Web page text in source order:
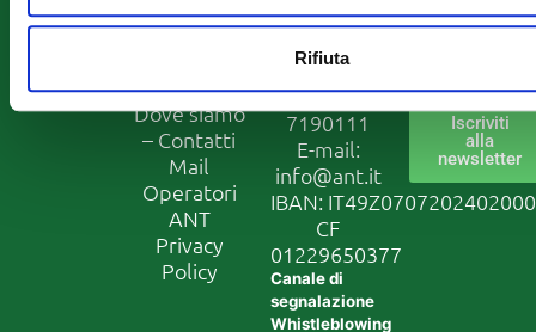
Rifiuta
Progetti
Europei
noi
Dove siamo
– Contatti
Mail
Operatori
ANT
Privacy
Policy
di Paolo 36
Bologna
Tel:051
7190111
E-mail:
info@ant.it
IBAN:
CF
01229650377
Canale di
segnalazione
Whistleblowing
Iscriviti
Iscriviti
alla
newsletter